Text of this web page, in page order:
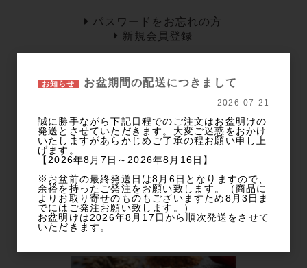
パスワードをお忘れの方
新規会員登録
カテゴリー
お知らせ お盆期間の配送につきまして
2026-07-21
誠に勝手ながら下記日程でのご注文はお盆明けの
発送とさせていただきます。大変ご迷惑をおかけ
いたしますがあらかじめご了承の程お願い申し上
げます。
【2026年8月7日～2026年8月16日】
※お盆前の最終発送日は8月6日となりますので、
余裕を持ったご発注をお願い致します。（商品に
よりお取り寄せのものもございますため8月3日ま
でにはご発注お願い致します。）
お盆明けは2026年8月17日から順次発送をさせて
いただきます。